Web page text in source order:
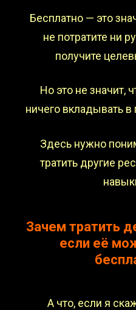
Бесплатно — это
не потратите ни
получите
Но это не значит,
ничего вкладывать
Здесь нужно
тратить другие
Зачем тратить
если её
А что, если я